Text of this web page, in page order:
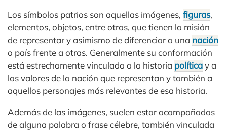
Los símbolos patrios son aquellas imágenes, figuras,
elementos, objetos, entre otros, que tienen la misión
de representar y asimismo de diferenciar a una nación
o país frente a otras. Generalmente su conformación
está estrechamente vinculada a la historia políticay a
los valores de la nación que representan y también a
aquellos personajes más relevantes de esa historia.
Además de las imágenes, suelen estar acompañados
de alguna palabra o frase célebre, también vinculada